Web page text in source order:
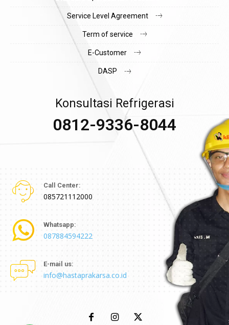
Service Level Agreement
Term of service
E-Customer
DASP
Konsultasi Refrigerasi
0812-9336-8044
Call Center:
085721112000
Whatsapp:
087884594222
E-mail us:
info@hastaprakarsa.co.id